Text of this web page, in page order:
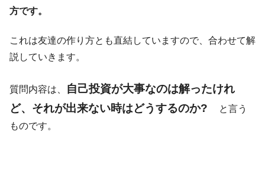
方です。
これは友達の作り方とも直結していますので、合わせて解
説していきます。
質問内容は、
自己投資が大事なのは解ったけれ
ど、それが出来ない時はどうするのか?
と言う
ものです。